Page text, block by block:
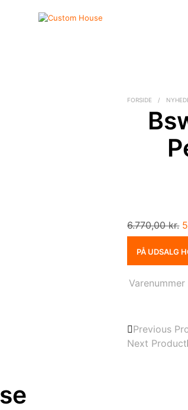
FORSIDE /
6.770,00kr.
PÅ UDSALG
Varenummer
Previous
Next Product